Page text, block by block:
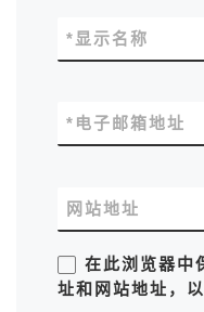
显示名称
*
电子邮箱地址
*
网站地址
在此浏览器中
址和网站地址，